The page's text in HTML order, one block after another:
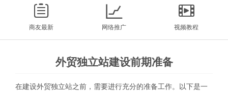
商友最新 网络推广 视频教程
外贸独立站建设前期准备
在建设外贸独立站之前，需要进行充分的准备工作。以下是一